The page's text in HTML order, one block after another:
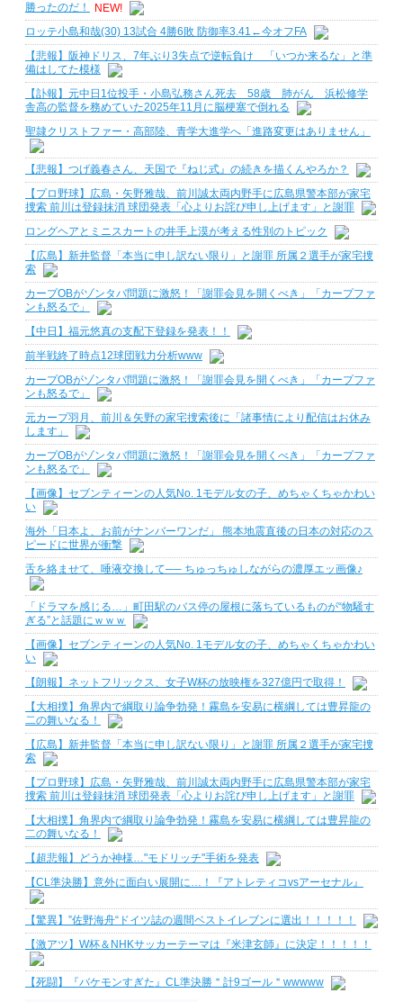
勝ったのだ！
NEW!
ロッテ小島和哉(30) 13試合 4勝6敗 防御率3.41←今オフFA
【悲報】阪神ドリス、7年ぶり3失点で逆転負け 「いつか来るな」と準
備はしてた模様
【訃報】元中日1位投手・小島弘務さん死去 58歳 肺がん 浜松修学
舎高の監督を務めていた2025年11月に脳梗塞で倒れる
聖隷クリストファー・高部陸、青学大進学へ「進路変更はありません」
【悲報】つげ義春さん、天国で『ねじ式』の続きを描くんやろか？
【プロ野球】広島・矢野雅哉、前川誠太両内野手に広島県警本部が家宅
捜索 前川は登録抹消 球団発表「心よりお詫び申し上げます」と謝罪
ロングヘアとミニスカートの井手上漠が考える性別のトピック
【広島】新井監督「本当に申し訳ない限り」と謝罪 所属２選手が家宅捜
索
カープOBがゾンタバ問題に激怒！「謝罪会見を開くべき」「カープファ
ンも怒るで」
【中日】福元悠真の支配下登録を発表！！
前半戦終了時点12球団戦力分析www
カープOBがゾンタバ問題に激怒！「謝罪会見を開くべき」「カープファ
ンも怒るで」
元カープ羽月、前川＆矢野の家宅捜索後に「諸事情により配信はお休み
します」
カープOBがゾンタバ問題に激怒！「謝罪会見を開くべき」「カープファ
ンも怒るで」
【画像】セブンティーンの人気No. 1モデル女の子、めちゃくちゃかわい
い
海外「日本よ、お前がナンバーワンだ」 熊本地震直後の日本の対応のス
ピードに世界が衝撃
舌を絡ませて、唾液交換して── ちゅっちゅしながらの濃厚エッ画像♪
「ドラマを感じる…」町田駅のバス停の屋根に落ちているものが“物騒す
ぎる”と話題にｗｗｗ
【画像】セブンティーンの人気No. 1モデル女の子、めちゃくちゃかわい
い
【朗報】ネットフリックス、女子W杯の放映権を327億円で取得！
【大相撲】角界内で綱取り論争勃発！霧島を安易に横綱しては豊昇龍の
二の舞いなる！
【広島】新井監督「本当に申し訳ない限り」と謝罪 所属２選手が家宅捜
索
【プロ野球】広島・矢野雅哉、前川誠太両内野手に広島県警本部が家宅
捜索 前川は登録抹消 球団発表「心よりお詫び申し上げます」と謝罪
【大相撲】角界内で綱取り論争勃発！霧島を安易に横綱しては豊昇龍の
二の舞いなる！
【超悲報】どうか神様…"モドリッチ"手術を発表
【CL準決勝】意外に面白い展開に…！『アトレティコvsアーセナル』
【驚異】”佐野海舟“ドイツ誌の週間ベストイレブンに選出！！！！！
【激アツ】W杯＆NHKサッカーテーマは『米津玄師』に決定！！！！！
【死闘】『バケモンすぎた』CL準決勝＂計9ゴール＂wwwww